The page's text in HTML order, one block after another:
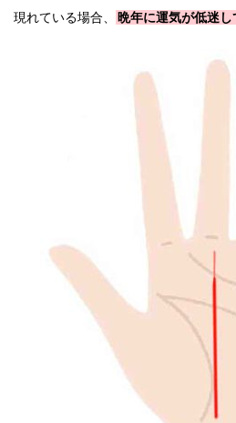
現れている場合、
晩年に運気が低迷